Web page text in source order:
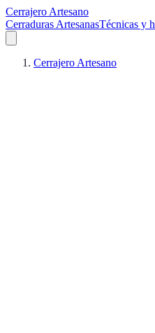
Cerrajero Artesano
Cerraduras ArtesanasTécnicas y
Cerrajero Artesano